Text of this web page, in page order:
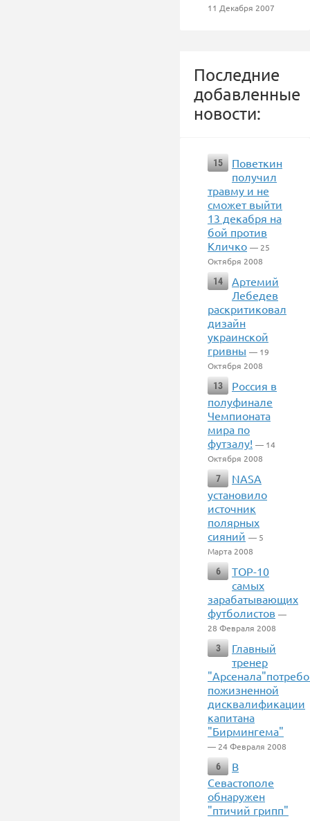
11 Декабря 2007
Последние
добавленные
новости:
15
Поветкин
получил
травму и не
сможет выйти
13 декабря на
бой против
Кличко — 25
Октября 2008
14
Артемий
Лебедев
раскритиковал
дизайн
украинской
гривны — 19
Октября 2008
13
Россия в
полуфинале
Чемпионата
мира по
футзалу! — 14
Октября 2008
7
NASA
установило
источник
полярных
сияний — 5
Марта 2008
6
TOP-10
самых
зарабатывающих
футболистов —
28 Февраля 2008
3
Главный
тренер
пожизненной
дисквалификации
капитана
"Бирмингема"
— 24 Февраля 2008
6
В
Севастополе
обнаружен
"птичий грипп"